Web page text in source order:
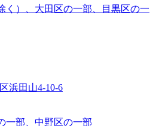
く）、大田区の一部、目黒区の一
浜田山4-10-6
一部、中野区の一部